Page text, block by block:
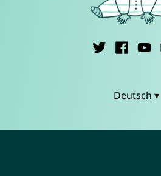
Deutsch ▾